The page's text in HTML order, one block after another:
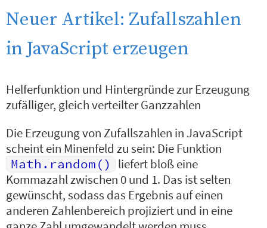
Neuer Artikel: Zufallszahlen
in JavaScript erzeugen
Helferfunktion und Hintergründe zur Erzeugung
zufälliger, gleich verteilter Ganzzahlen
Die Erzeugung von Zufallszahlen in JavaScript
scheint ein Minenfeld zu sein: Die Funktion
Math.random()
liefert bloß eine
Kommazahl zwischen 0 und 1. Das ist selten
gewünscht, sodass das Ergebnis auf einen
anderen Zahlenbereich projiziert und in eine